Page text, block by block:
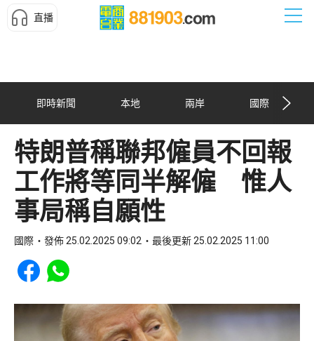
直播
即時新聞 本地 兩岸 國際
特朗普稱聯邦僱員不回報
工作將等同半解僱 惟人
事局稱自願性
國際 發佈 25.02.2025 09:02 最後更新 25.02.2025 11:00
Share to Facebook
Share to WhatsApp